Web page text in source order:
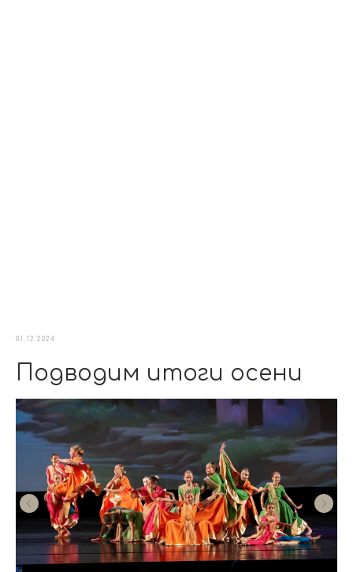
01.12.2024
Подводим итоги осени